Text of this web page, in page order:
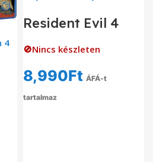
4
Resident Evil 4
🚫Nincs készleten
8,990Ft ÁFÁ-t
tartalmaz